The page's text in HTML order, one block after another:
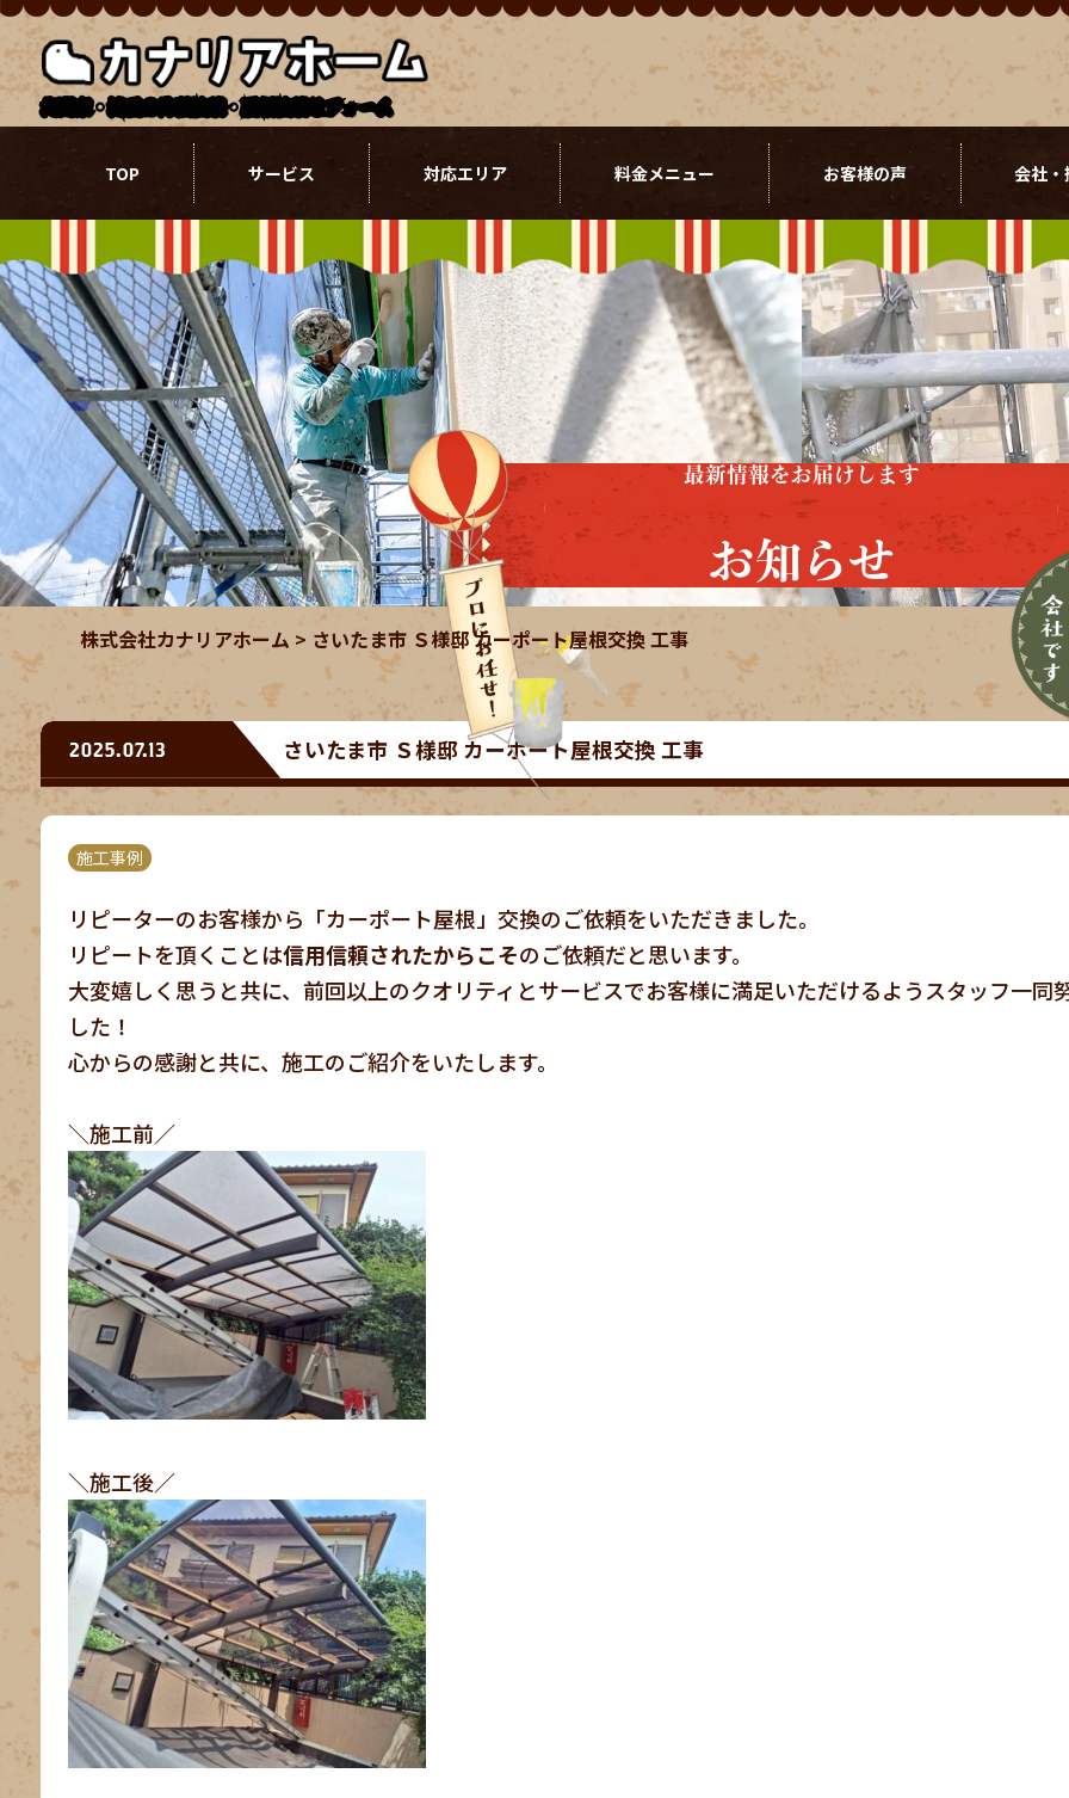
北関東・埼玉の外壁塗装・屋根塗装リフォーム
TOP サービス 対応エリア 料金メニュー お客様の声 会社
最新情報をお届けします
お知らせ
株式会社カナリアホーム > さいたま市 Ｓ様邸 カーポート屋根交換 工事
2025.07.13 さいたま市 Ｓ様邸 カーポート屋根交換 工事
施工事例
リピーターのお客様から「カーポート屋根」交換のご依頼をいただきました。
リピートを頂くことは信用信頼されたからこそのご依頼だと思います。
大変嬉しく思うと共に、前回以上のクオリティとサービスでお客様に満足いただけるようスタッフ一同
した！
心からの感謝と共に、施工のご紹介をいたします。
＼施工前／
＼施工後／